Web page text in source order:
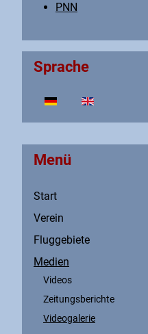
Menü
Start
Verein
Fluggebiete
Medien
Videos
Zeitungsberichte
Videogalerie
PNN
Sprache
Sprache auswählen